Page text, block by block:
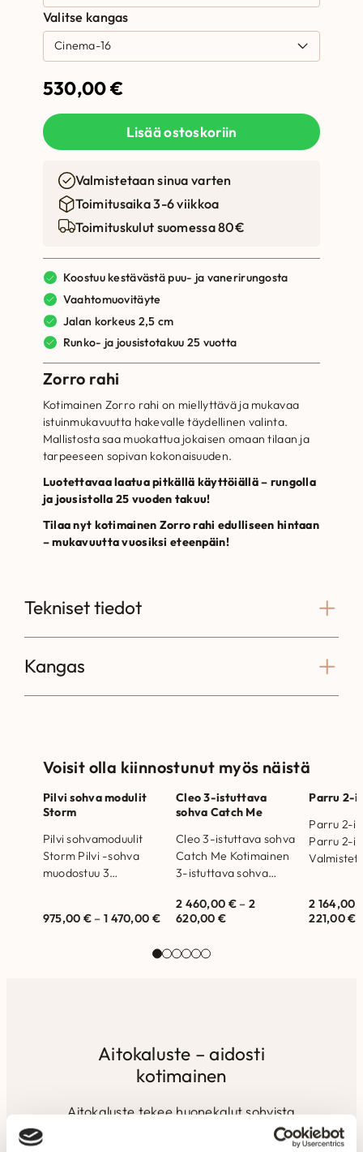
Valitse kangas
530,00€
Lisää ostoskoriin
Valmistetaan sinua varten
Toimitusaika 3-6 viikkoa
Toimituskulut suomessa 80€
Koostuu kestävästä puu- ja vanerirungosta
Vaahtomuovitäyte
Jalan korkeus 2,5 cm
Runko- ja jousistotakuu 25 vuotta
Zorro rahi
Kotimainen Zorro rahi on miellyttävä ja mukavaa
istuinmukavuutta hakevalle täydellinen valinta.
Mallistosta saa muokattua jokaisen omaan tilaan ja
tarpeeseen sopivan kokonaisuuden.
Luotettavaa laatua pitkällä käyttöiällä – rungolla
ja jousistolla 25 vuoden takuu!
Tilaa nyt kotimainen Zorro rahi edulliseen hintaan
– mukavuutta vuosiksi eteenpäin!
Tekniset tiedot
Kangas
Voisit olla kiinnostunut myös näistä
Pilvi sohva modulit
Storm
Pilvi sohvamoduulit
Storm Pilvi -sohva
muodostuu 3
sekä rahi. Rahikokoja
975,00 €– 1 470,00 €
Cleo 3-istuttava
sohva Catch Me
Cleo 3-istuttava sohva
Catch Me Kotimainen
3-istuttava sohva
selkätyynyillä.
Valmistettu Suomessa.
valmistettu
2 460,00 €– 2
620,00 €
Parru 2-
Parru 2-
Parru 2-
Loft tai
2 164,00
221,00€
Aitokaluste – aidosti
kotimainen
Aitokaluste tekee huonekalut sohvista
sänkyihin paremmin – kotimaisesti,